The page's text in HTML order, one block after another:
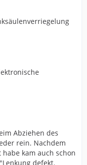
Abziehen des
rein. Nachdem
kam auch schon
defekt.